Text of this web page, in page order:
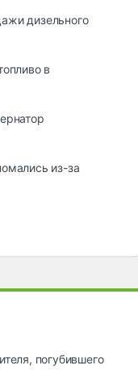
дизельного
в
из-за
погубившего